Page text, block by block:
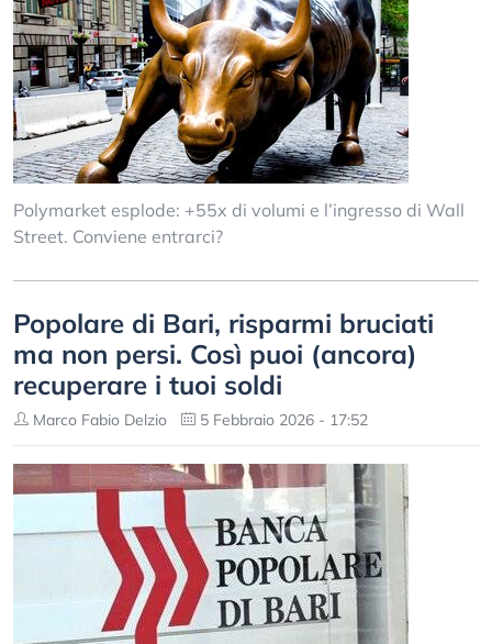
Polymarket esplode: +55x di volumi e l’ingresso di Wall
Street. Conviene entrarci?
Popolare di Bari, risparmi bruciati
ma non persi. Così puoi (ancora)
recuperare i tuoi soldi
Marco Fabio Delzio 5 Febbraio 2026 - 17:52